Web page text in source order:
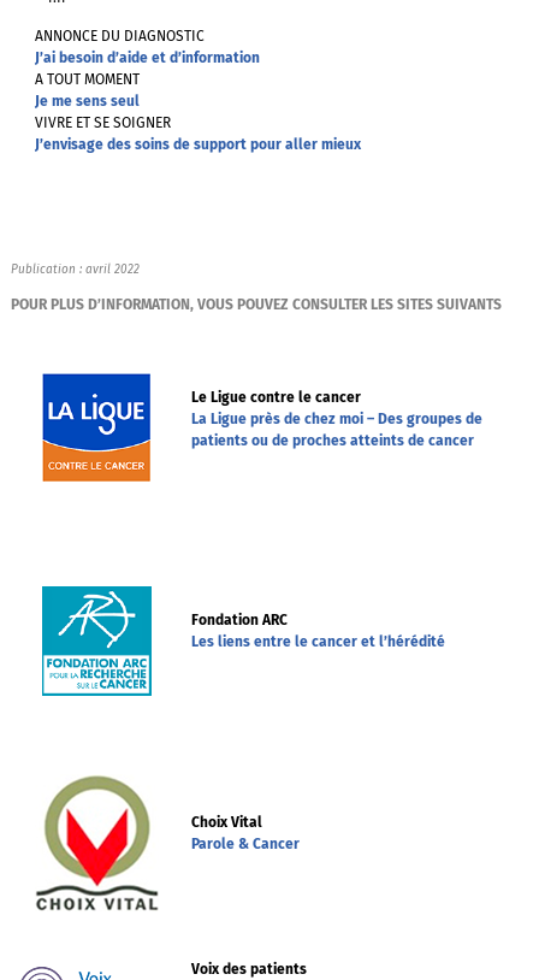
ANNONCE DU DIAGNOSTIC
J’ai besoin d’aide et d’information
A TOUT MOMENT
Je me sens seul
VIVRE ET SE SOIGNER
J’envisage des soins de support pour aller mieux
Publication : avril 2022
POUR PLUS D’INFORMATION, VOUS POUVEZ CONSULTER LES SITES SUIVANTS
Le Ligue contre le cancer
La Ligue près de chez moi – Des groupes de
patients ou de proches atteints de cancer
Fondation ARC
Les liens entre le cancer et l’hérédité
Choix Vital
Parole & Cancer
Voix des patients